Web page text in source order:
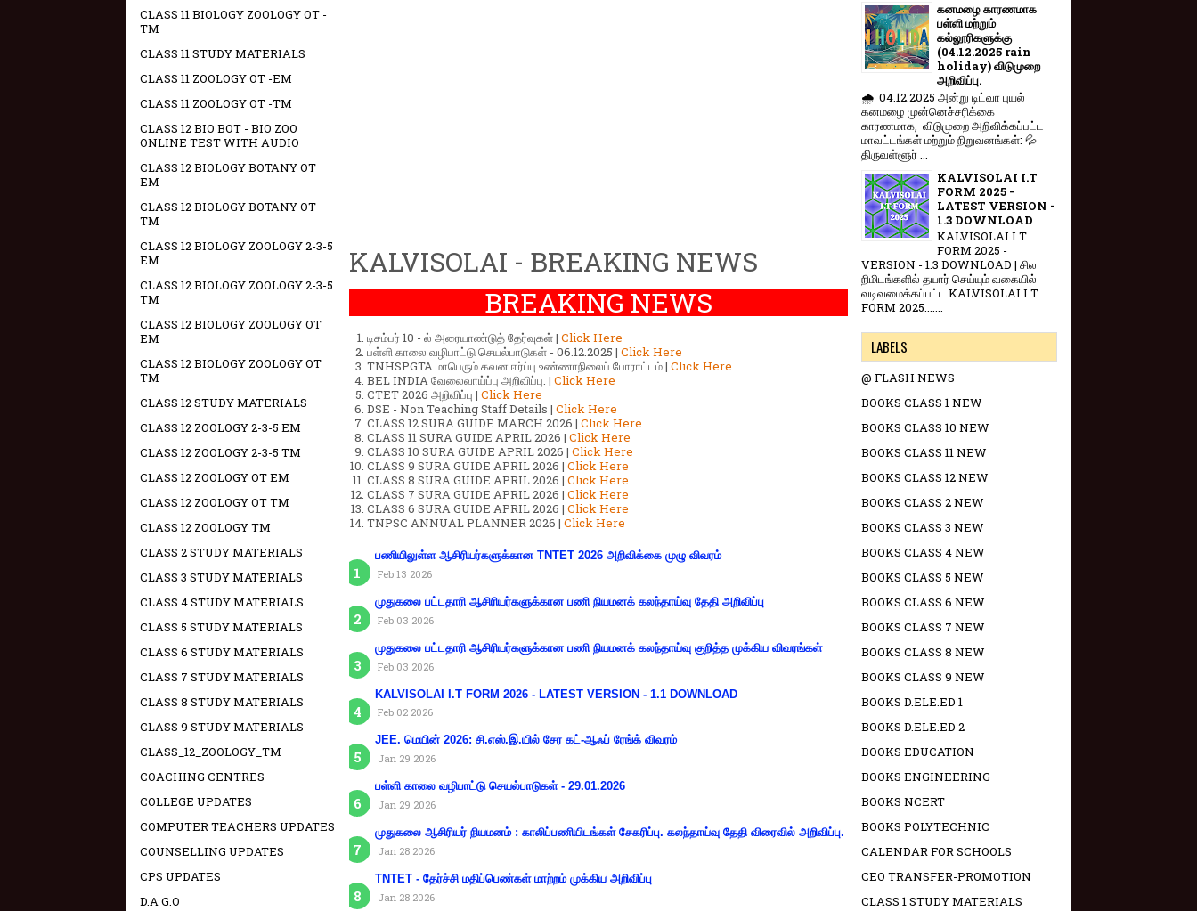
KALVISOLAI - BREAKING NEWS
BREAKING NEWS
டிசம்பர் 10 - ல் அரையாண்டுத் தேர்வுகள் | Click Here
பள்ளி காலை வழிபாட்டு செயல்பாடுகள் - 06.12.2025 | Click Here
TNHSPGTA மாபெரும் கவன ஈர்ப்பு உண்ணாநிலைப் போராட்டம் | Click Here
BEL INDIA வேலைவாய்ப்பு அறிவிப்பு. | Click Here
CTET 2026 அறிவிப்பு | Click Here
DSE - Non Teaching Staff Details | Click Here
CLASS 12 SURA GUIDE MARCH 2026 | Click Here
CLASS 11 SURA GUIDE APRIL 2026 | Click Here
CLASS 10 SURA GUIDE APRIL 2026 | Click Here
CLASS 9 SURA GUIDE APRIL 2026 | Click Here
CLASS 8 SURA GUIDE APRIL 2026 | Click Here
CLASS 7 SURA GUIDE APRIL 2026 | Click Here
CLASS 6 SURA GUIDE APRIL 2026 | Click Here
TNPSC ANNUAL PLANNER 2026 | Click Here
பணியிலுள்ள ஆசிரியர்களுக்கான TNTET 2026 அறிவிக்கை முழு விவரம்
Feb 13 2026
முதுகலை பட்டதாரி ஆசிரியர்களுக்கான பணி நியமனக் கலந்தாய்வு தேதி அறிவிப்பு
Feb 03 2026
முதுகலை பட்டதாரி ஆசிரியர்களுக்கான பணி நியமனக் கலந்தாய்வு குறித்த முக்கிய விவரங்கள்
Feb 03 2026
KALVISOLAI I.T FORM 2026 - LATEST VERSION - 1.1 DOWNLOAD
Feb 02 2026
JEE. மெயின் 2026: சி.எஸ்.இ.யில் சேர கட்-ஆஃப் ரேங்க் விவரம்
Jan 29 2026
பள்ளி காலை வழிபாட்டு செயல்பாடுகள் - 29.01.2026
Jan 29 2026
முதுகலை ஆசிரியர் நியமனம் : காலிப்பணியிடங்கள் சேகரிப்பு. கலந்தாய்வு தேதி விரைவில் அறிவிப்பு.
Jan 28 2026
TNTET - தேர்ச்சி மதிப்பெண்கள் மாற்றம் முக்கிய அறிவிப்பு
Jan 28 2026
CLASS 11 BIOLOGY ZOOLOGY OT -
TM
CLASS 11 STUDY MATERIALS
CLASS 11 ZOOLOGY OT -EM
CLASS 11 ZOOLOGY OT -TM
CLASS 12 BIO BOT - BIO ZOO
ONLINE TEST WITH AUDIO
CLASS 12 BIOLOGY BOTANY OT
EM
CLASS 12 BIOLOGY BOTANY OT
TM
CLASS 12 BIOLOGY ZOOLOGY 2-3-5
EM
CLASS 12 BIOLOGY ZOOLOGY 2-3-5
TM
CLASS 12 BIOLOGY ZOOLOGY OT
EM
CLASS 12 BIOLOGY ZOOLOGY OT
TM
CLASS 12 STUDY MATERIALS
CLASS 12 ZOOLOGY 2-3-5 EM
CLASS 12 ZOOLOGY 2-3-5 TM
CLASS 12 ZOOLOGY OT EM
CLASS 12 ZOOLOGY OT TM
CLASS 12 ZOOLOGY TM
CLASS 2 STUDY MATERIALS
CLASS 3 STUDY MATERIALS
CLASS 4 STUDY MATERIALS
CLASS 5 STUDY MATERIALS
CLASS 6 STUDY MATERIALS
CLASS 7 STUDY MATERIALS
CLASS 8 STUDY MATERIALS
CLASS 9 STUDY MATERIALS
CLASS_12_ZOOLOGY_TM
COACHING CENTRES
COLLEGE UPDATES
COMPUTER TEACHERS UPDATES
COUNSELLING UPDATES
CPS UPDATES
D.A G.O
கனமழை காரணமாக
பள்ளி மற்றும்
கல்லூரிகளுக்கு
(04.12.2025 rain
holiday) விடுமுறை
அறிவிப்பு.
🌧️ 04.12.2025 அன்று டிட்வா புயல்
கனமழை முன்னெச்சரிக்கை
காரணமாக, விடுமுறை அறிவிக்கப்பட்ட
மாவட்டங்கள் மற்றும் நிறுவனங்கள்: 💦
திருவள்ளூர் ...
KALVISOLAI I.T
FORM 2025 -
LATEST VERSION -
1.3 DOWNLOAD
KALVISOLAI I.T
FORM 2025 -
VERSION - 1.3 DOWNLOAD | சில
நிமிடங்களில் தயார் செய்யும் வகையில்
வடிவமைக்கப்பட்ட KALVISOLAI I.T
FORM 2025.......
LABELS
@ FLASH NEWS
BOOKS CLASS 1 NEW
BOOKS CLASS 10 NEW
BOOKS CLASS 11 NEW
BOOKS CLASS 12 NEW
BOOKS CLASS 2 NEW
BOOKS CLASS 3 NEW
BOOKS CLASS 4 NEW
BOOKS CLASS 5 NEW
BOOKS CLASS 6 NEW
BOOKS CLASS 7 NEW
BOOKS CLASS 8 NEW
BOOKS CLASS 9 NEW
BOOKS D.ELE.ED 1
BOOKS D.ELE.ED 2
BOOKS EDUCATION
BOOKS ENGINEERING
BOOKS NCERT
BOOKS POLYTECHNIC
CALENDAR FOR SCHOOLS
CEO TRANSFER-PROMOTION
CLASS 1 STUDY MATERIALS